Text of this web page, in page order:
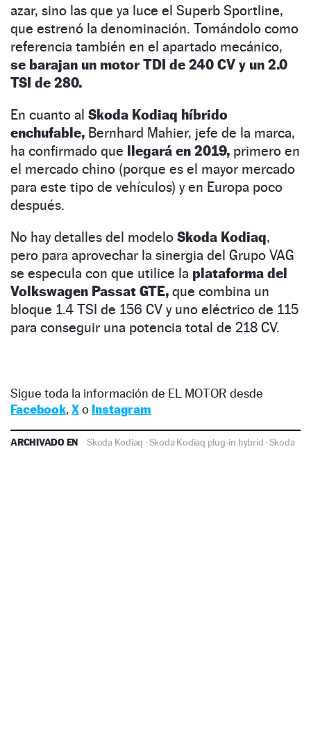
azar, sino las que ya luce el Superb Sportline,
que estrenó la denominación. Tomándolo como
referencia también en el apartado mecánico,
se barajan un motor TDI de 240 CV y un 2.0
TSI de 280.
En cuanto al Skoda Kodiaq híbrido
enchufable, Bernhard Mahier, jefe de la marca,
ha confirmado que llegará en 2019, primero en
el mercado chino (porque es el mayor mercado
para este tipo de vehículos) y en Europa poco
después.
No hay detalles del modelo Skoda Kodiaq,
pero para aprovechar la sinergia del Grupo VAG
se especula con que utilice la plataforma del
Volkswagen Passat GTE, que combina un
bloque 1.4 TSI de 156 CV y uno eléctrico de 115
para conseguir una potencia total de 218 CV.
Sigue toda la información de EL MOTOR desde
Facebook, Xo Instagram
ARCHIVADO EN Skoda Kodiaq ·Skoda Kodiaq plug-in hybrid ·Skoda